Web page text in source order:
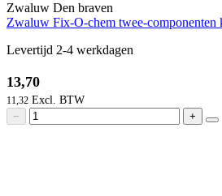
Zwaluw Den braven
Zwaluw Fix-O-chem twee-componenten
Levertijd 2-4 werkdagen
13,70
11,32
− +